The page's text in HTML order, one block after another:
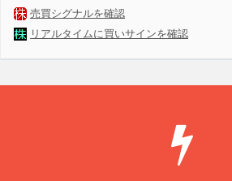
売買シグナルを確認
リアルタイムに買いサインを確認